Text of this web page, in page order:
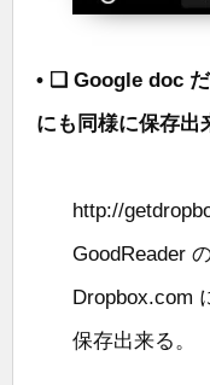
• ❑ Google doc
にも同様に保存出
http://
GoodReader
Dropbox.com
保存出来る。